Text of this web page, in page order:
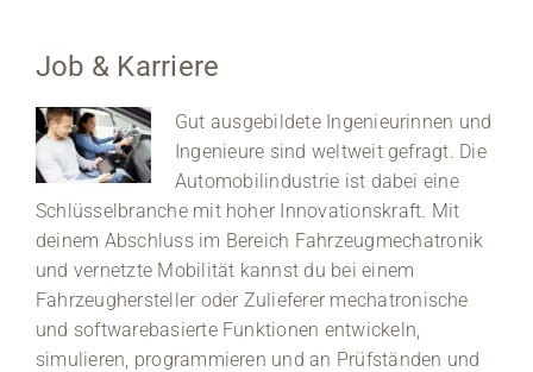
Job & Karriere
Gut ausgebildete Ingenieurinnen und
Ingenieure sind weltweit gefragt. Die
Automobilindustrie ist dabei eine
Schlüsselbranche mit hoher Innovationskraft. Mit
deinem Abschluss im Bereich Fahrzeugmechatronik
und vernetzte Mobilität kannst du bei einem
Fahrzeughersteller oder Zulieferer mechatronische
und softwarebasierte Funktionen entwickeln,
simulieren, programmieren und an Prüfständen und